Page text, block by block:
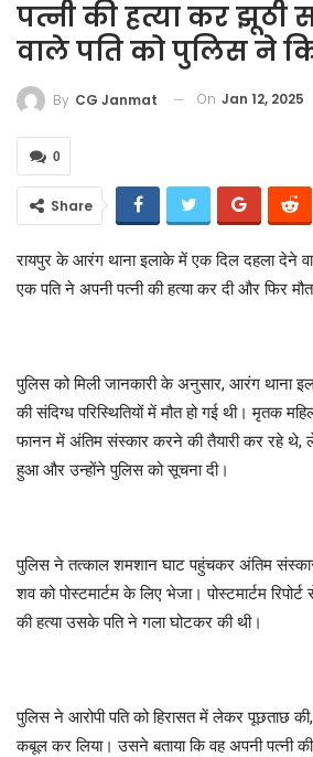
पत्नी की हत्या कर झूठी
वाले पति को पुलिस ने
By CG Janmat On Jan 12, 2025
0
Share
रायपुर के आरंग थाना इलाके में एक दिल दहला देने
एक पति ने अपनी पत्नी की हत्या कर दी और फिर
पुलिस को मिली जानकारी के अनुसार, आरंग थाना
की संदिग्ध परिस्थितियों में मौत हो गई थी। मृतक
फानन में अंतिम संस्कार करने की तैयारी कर रहे थे,
हुआ और उन्होंने पुलिस को सूचना दी।
पुलिस ने तत्काल शमशान घाट पहुंचकर अंतिम
शव को पोस्टमार्टम के लिए भेजा। पोस्टमार्टम
की हत्या उसके पति ने गला घोटकर की थी।
पुलिस ने आरोपी पति को हिरासत में लेकर पूछताछ
कबूल कर लिया। उसने बताया कि वह अपनी पत्नी